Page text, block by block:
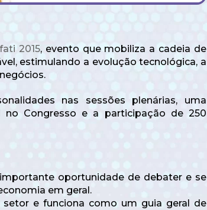
2015, evento que mobiliza a cadeia de
estimulando a evolução tecnológica, a
nas sessões plenárias, uma
Congresso e a participação de 250
oportunidade de debater e se
em geral.
e funciona como um guia geral de